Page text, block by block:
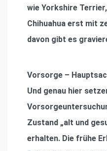
wie Yorkshire
Chihuahua erst mit
davon gibt es
Vorsorge –
Und genau hier
Zustand „alt und
erhalten. Die frühe